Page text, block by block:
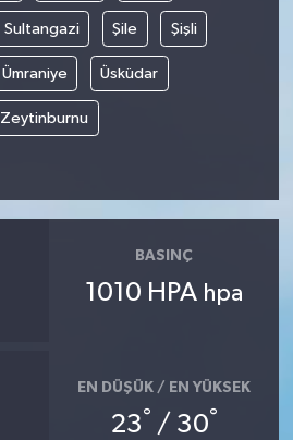
Sultangazi Şile Şişli
Ümraniye Üsküdar
Zeytinburnu
BASINÇ
1010 HPA hpa
EN DÜŞÜK / EN YÜKSEK
23° / 30°